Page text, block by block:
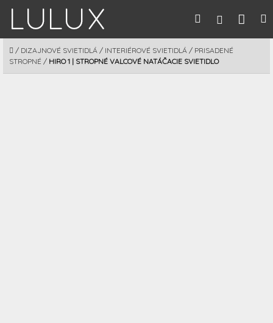
obsah
Hľadať
DOMOV
/ DIZAJNOVÉ SVIETIDLÁ / INTERIÉROVÉ SVIETIDLÁ / PRISADENÉ
STROPNÉ / HIRO 1 | STROPNÉ VALCOVÉ NATÁČACIE SVIETIDLO